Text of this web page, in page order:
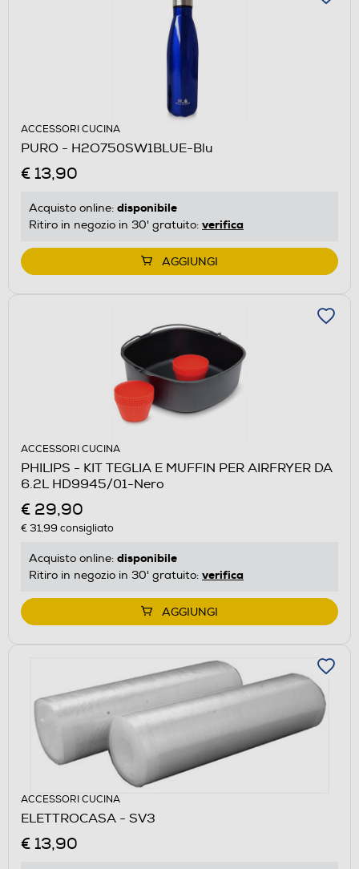
ACCESSORI CUCINA
PURO - H2O750SW1BLUE-Blu
€ 13,90
Acquisto online: disponibile
Ritiro in negozio in 30' gratuito: verifica
AGGIUNGI
ACCESSORI CUCINA
PHILIPS - KIT TEGLIA E MUFFIN PER AIRFRYER DA
6.2L HD9945/01-Nero
€ 29,90
€ 31,99 consigliato
Acquisto online: disponibile
Ritiro in negozio in 30' gratuito: verifica
AGGIUNGI
ACCESSORI CUCINA
ELETTROCASA - SV3
€ 13,90